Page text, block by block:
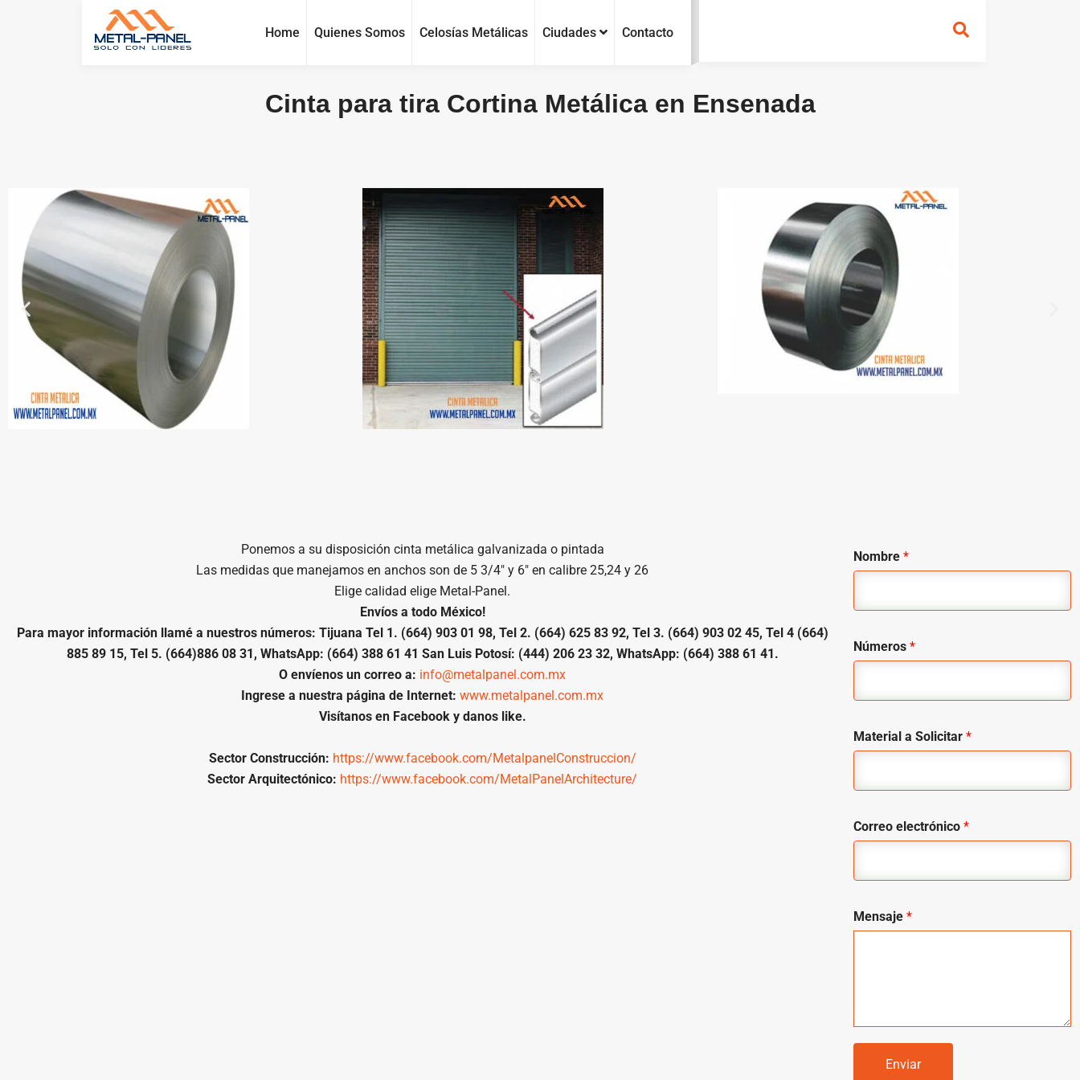
Home Quienes Somos Celosías Metálicas Ciudades Contacto
Cinta para tira Cortina Metálica en Ensenada
Ponemos a su disposición cinta metálica galvanizada o pintada
Las medidas que manejamos en anchos son de 5 3/4″ y 6″ en calibre 25,24 y 26
Elige calidad elige Metal-Panel.
Envíos a todo México!
Para mayor información llamé a nuestros números: Tijuana Tel 1. (664) 903 01 98, Tel 2. (664) 625 83 92, Tel 3. (664) 903 02 45, Tel 4 (664)
885 89 15, Tel 5. (664)886 08 31, WhatsApp: (664) 388 61 41 San Luis Potosí: (444) 206 23 32, WhatsApp: (664) 388 61 41.
O envíenos un correo a: info@metalpanel.com.mx
Ingrese a nuestra página de Internet: www.metalpanel.com.mx
Visítanos en Facebook y danos like.
Sector Construcción: https://www.facebook.com/MetalpanelConstruccion/
Sector Arquitectónico: https://www.facebook.com/MetalPanelArchitecture/
Nombre *
Números *
Material a Solicitar *
Correo electrónico *
Mensaje *
Enviar